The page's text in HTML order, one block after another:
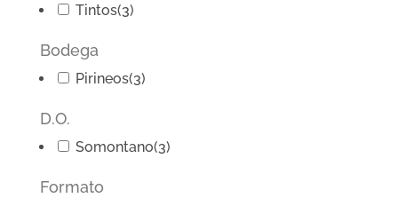
Tintos(3)
Bodega
Pirineos(3)
D.O.
Somontano(3)
Formato